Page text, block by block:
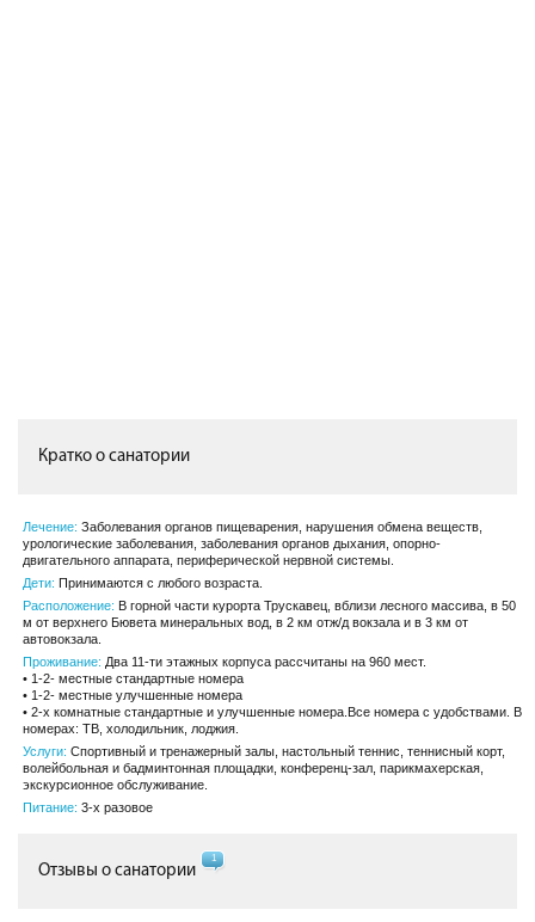
Кратко о санатории
Лечение: Заболевания органов пищеварения, нарушения обмена веществ,
урологические заболевания, заболевания органов дыхания, опорно-
двигательного аппарата, периферической нервной системы.
Дети: Принимаются с любого возраста.
Расположение: В горной части курорта Трускавец, вблизи лесного массива, в 50
м от верхнего Бювета минеральных вод, в 2 км отж/д вокзала и в 3 км от
автовокзала.
Проживание: Два 11-ти этажных корпуса рассчитаны на 960 мест.
• 1-2- местные стандартные номера
• 1-2- местные улучшенные номера
• 2-х комнатные стандартные и улучшенные номера.Все номера с удобствами. В
номерах: ТВ, холодильник, лоджия.
Услуги: Спортивный и тренажерный залы, настольный теннис, теннисный корт,
волейбольная и бадминтонная площадки, конференц-зал, парикмахерская,
экскурсионное обслуживание.
Питание: 3-х разовое
Отзывы о санатории
1